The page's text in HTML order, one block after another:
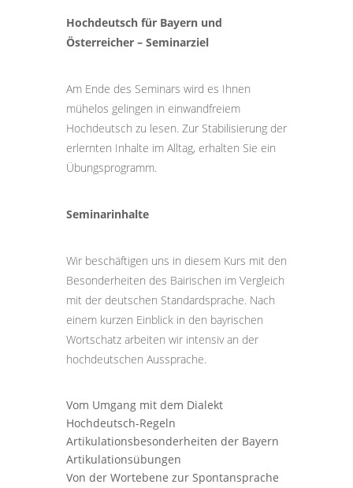
Hochdeutsch für Bayern und
Österreicher – Seminarziel
Am Ende des Seminars wird es Ihnen
mühelos gelingen in einwandfreiem
Hochdeutsch zu lesen. Zur Stabilisierung der
erlernten Inhalte im Alltag, erhalten Sie ein
Übungsprogramm.
Seminarinhalte
Wir beschäftigen uns in diesem Kurs mit den
Besonderheiten des Bairischen im Vergleich
mit der deutschen Standardsprache. Nach
einem kurzen Einblick in den bayrischen
Wortschatz arbeiten wir intensiv an der
hochdeutschen Aussprache.
Vom Umgang mit dem Dialekt
Hochdeutsch-Regeln
Artikulationsbesonderheiten der Bayern
Artikulationsübungen
Von der Wortebene zur Spontansprache